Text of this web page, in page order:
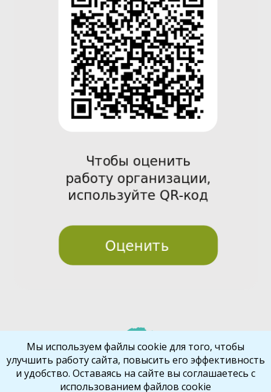
vio
t
Библиокрай© 2026
Мы используем файлы cookie для того, чтобы
улучшить работу сайта, повысить его эффективность
и удобство. Оставаясь на сайте вы соглашаетесь с
использованием файлов cookie